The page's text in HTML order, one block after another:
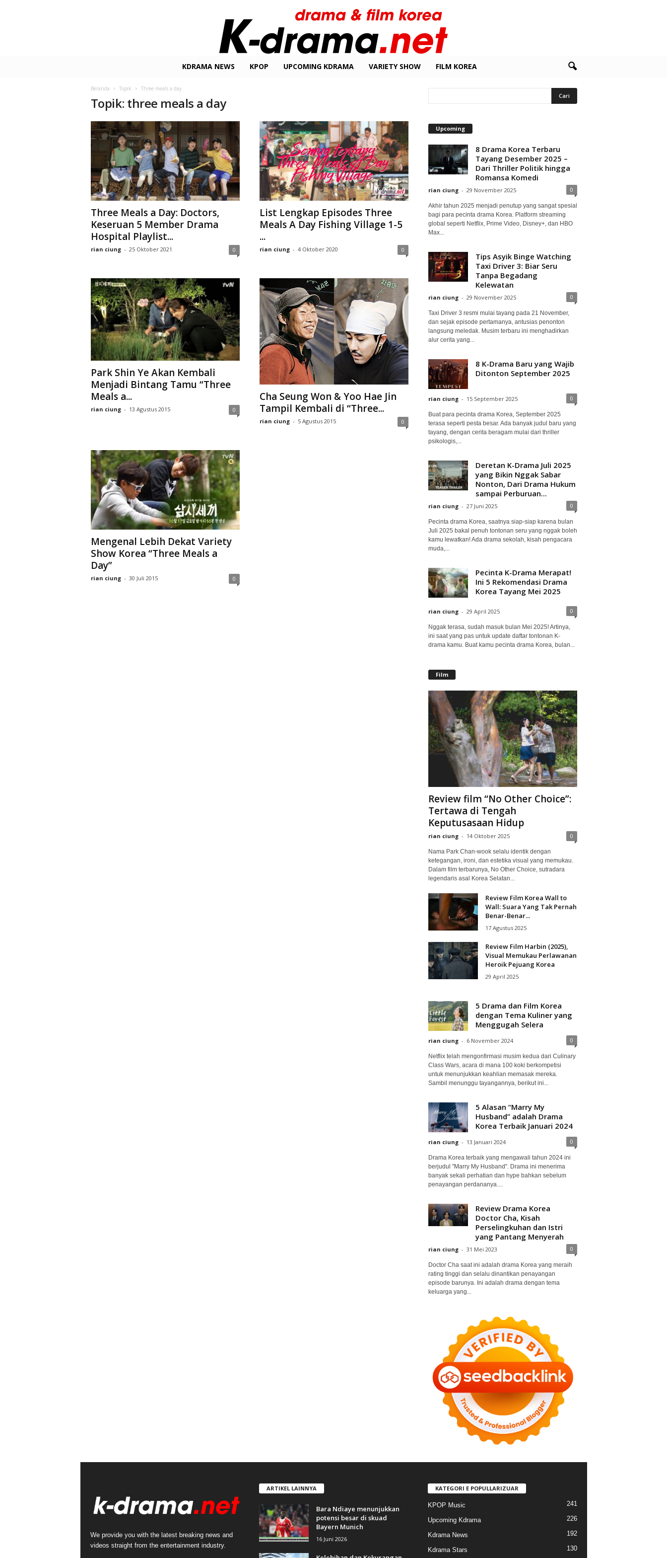
KDRAMA NEWS KPOP UPCOMING KDRAMA VARIETY SHOW FILM KOREA
Beranda Topik Three meals a day
Topik: three meals a day
Three Meals a Day: Doctors,
Keseruan 5 Member Drama
Hospital Playlist...
rian ciung - 25 Oktober 2021 0
List Lengkap Episodes Three
Meals A Day Fishing Village 1-5
...
rian ciung - 4 Oktober 2020 0
Park Shin Ye Akan Kembali
Menjadi Bintang Tamu “Three
Meals a...
rian ciung - 13 Agustus 2015 0
Cha Seung Won & Yoo Hae Jin
Tampil Kembali di “Three...
rian ciung - 5 Agustus 2015 0
Mengenal Lebih Dekat Variety
Show Korea “Three Meals a
Day”
rian ciung - 30 Juli 2015 0
Upcoming
8 Drama Korea Terbaru
Tayang Desember 2025 –
Dari Thriller Politik hingga
Romansa Komedi
rian ciung - 29 November 2025 0
Akhir tahun 2025 menjadi penutup yang sangat spesial
bagi para pecinta drama Korea. Platform streaming
global seperti Netflix, Prime Video, Disney+, dan HBO
Max...
Tips Asyik Binge Watching
Taxi Driver 3: Biar Seru
Tanpa Begadang
Kelewatan
rian ciung - 29 November 2025 0
Taxi Driver 3 resmi mulai tayang pada 21 November,
dan sejak episode pertamanya, antusias penonton
langsung meledak. Musim terbaru ini menghadirkan
alur cerita yang...
8 K-Drama Baru yang Wajib
Ditonton September 2025
rian ciung - 15 September 2025 0
Buat para pecinta drama Korea, September 2025
terasa seperti pesta besar. Ada banyak judul baru yang
tayang, dengan cerita beragam mulai dari thriller
psikologis,...
Deretan K-Drama Juli 2025
yang Bikin Nggak Sabar
Nonton, Dari Drama Hukum
sampai Perburuan...
rian ciung - 27 Juni 2025 0
Pecinta drama Korea, saatnya siap-siap karena bulan
Juli 2025 bakal penuh tontonan seru yang nggak boleh
kamu lewatkan! Ada drama sekolah, kisah pengacara
muda,...
Pecinta K-Drama Merapat!
Ini 5 Rekomendasi Drama
Korea Tayang Mei 2025
rian ciung - 29 April 2025 0
Nggak terasa, sudah masuk bulan Mei 2025! Artinya,
ini saat yang pas untuk update daftar tontonan K-
drama kamu. Buat kamu pecinta drama Korea, bulan...
Film
Review film “No Other Choice”:
Tertawa di Tengah
Keputusasaan Hidup
rian ciung - 14 Oktober 2025 0
Nama Park Chan-wook selalu identik dengan
ketegangan, ironi, dan estetika visual yang memukau.
Dalam film terbarunya, No Other Choice, sutradara
legendaris asal Korea Selatan...
Review Film Korea Wall to
Wall: Suara Yang Tak Pernah
Benar-Benar...
17 Agustus 2025
Review Film Harbin (2025),
Visual Memukau Perlawanan
Heroik Pejuang Korea
29 April 2025
5 Drama dan Film Korea
dengan Tema Kuliner yang
Menggugah Selera
rian ciung - 6 November 2024 0
Netflix telah mengonfirmasi musim kedua dari Culinary
Class Wars, acara di mana 100 koki berkompetisi
untuk menunjukkan keahlian memasak mereka.
Sambil menunggu tayangannya, berikut ini...
5 Alasan “Marry My
Husband” adalah Drama
Korea Terbaik Januari 2024
rian ciung - 13 Januari 2024 0
Drama Korea terbaik yang mengawali tahun 2024 ini
berjudul "Marry My Husband". Drama ini menerima
banyak sekali perhatian dan hype bahkan sebelum
penayangan perdananya....
Review Drama Korea
Doctor Cha, Kisah
Perselingkuhan dan Istri
yang Pantang Menyerah
rian ciung - 31 Mei 2023 0
Doctor Cha saat ini adalah drama Korea yang meraih
rating tinggi dan selalu dinantikan penayangan
episode barunya. Ini adalah drama dengan tema
keluarga yang...
We provide you with the latest breaking news and
videos straight from the entertainment industry.
ARTIKEL LAINNYA
Bara Ndiaye menunjukkan
potensi besar di skuad
Bayern Munich
16 Juni 2026
KATEGORI E POPULLARIZUAR
KPOP Music 241
Upcoming Kdrama 226
Kdrama News 192
Kdrama Stars 130